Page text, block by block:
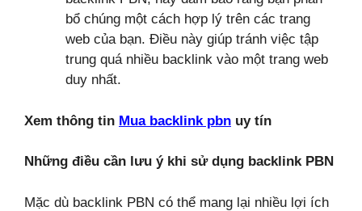
bổ chúng một cách hợp lý trên các trang
web của bạn. Điều này giúp tránh việc tập
trung quá nhiều backlink vào một trang web
duy nhất.
Xem thông tin Mua backlink pbn uy tín
Những điều cần lưu ý khi sử dụng backlink PBN
Mặc dù backlink PBN có thể mang lại nhiều lợi ích